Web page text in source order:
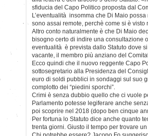
sfiducia del Capo Politico proposta dal
L’eventualità insomma che Di Maio
sono assai remote, perchè come si è
Altro conto naturalmente è che Di Maio
bisogno certo di indire una consultazione
eventualità è prevista dallo Statuto dove
vacante, il membro più anziano del
Ecco quindi che il nuovo reggente Capo
sottosegretario alla Presidenza del
euro di soldi pubblici in sondaggi sul suo
complotto dei “piedini sporchi”.
Crimi è senza dubbio quello che ci vuole
Parlamento potesse legiferare anche
poi scoprire nel 2018 (dopo ben cinque
Per fortuna lo Statuto dice anche quanto
trenta giorni. Giusto il tempo per trovare